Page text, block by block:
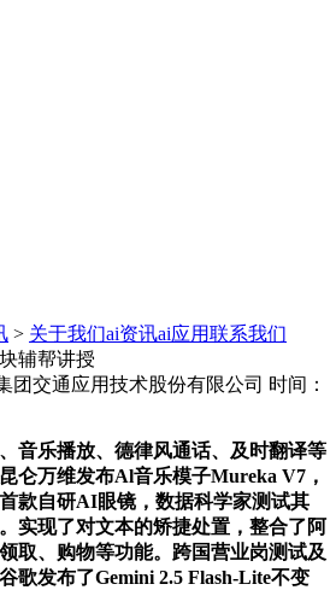
> 关于我们ai资讯ai应用联系我们
辅帮讲授
团交通应用技术股份有限公司 时间：
乐播放、德律风通话、及时翻译等
仑万维发布Al音乐模子Mureka V7，
款自研AI眼镜，数据科学家测试其
实现了对文本的矫捷处置，整合了阿
取、购物等功能。跨国营业岗测试及
歌发布了Gemini 2.5 Flash-Lite不变